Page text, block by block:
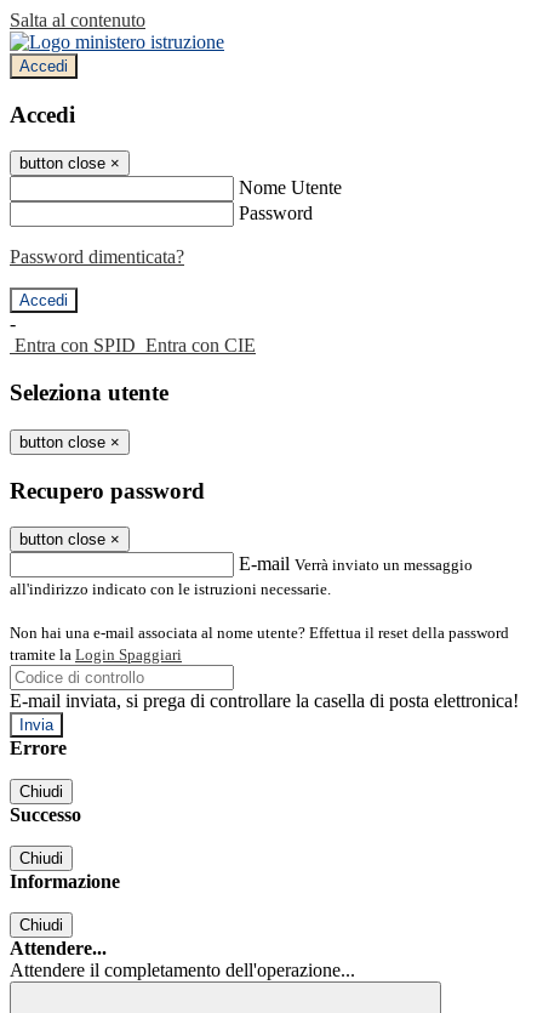
Salta al contenuto
Accedi
Accedi
button close ×
Nome Utente
Password
Password dimenticata?
-
Entra con SPID Entra con CIE
Seleziona utente
button close ×
Recupero password
button close ×
E-mail Verrà inviato un messaggio
all'indirizzo indicato con le istruzioni necessarie.
Non hai una e-mail associata al nome utente? Effettua il reset della password
tramite la Login Spaggiari
E-mail inviata, si prega di controllare la casella di posta elettronica!
Errore
Chiudi
Successo
Chiudi
Informazione
Chiudi
Attendere...
Attendere il completamento dell'operazione...